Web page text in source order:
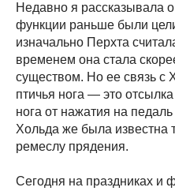
Недавно я рассказывала
функции раньше были
изначально Перхта
временем она стала
существом. Но ее связь с
птичья нога — это
нога от нажатия на
Хольда же была известна
ремеслу прядения.
Сегодня на праздниках и